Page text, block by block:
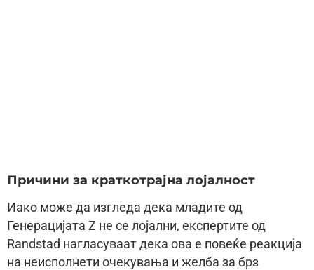
Причини за краткотрајна лојалност
Иако може да изгледа дека младите од
Генерацијата Z не се лојални, експертите од
Randstad нагласуваат дека ова е повеќе реакција
на неисполнети очекувања и желба за брз